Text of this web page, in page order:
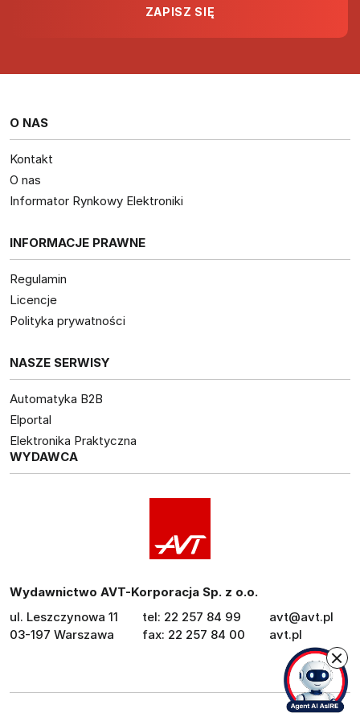
O NAS
Kontakt
O nas
Informator Rynkowy Elektroniki
INFORMACJE PRAWNE
Regulamin
Licencje
Polityka prywatności
NASZE SERWISY
Automatyka B2B
Elportal
Elektronika Praktyczna
WYDAWCA
Wydawnictwo AVT-Korporacja Sp. z o.o.
ul. Leszczynowa 11
03-197 Warszawa
tel: 22 257 84 99
fax: 22 257 84 00
avt@avt.pl
avt.pl